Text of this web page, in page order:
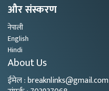
और संस्करण
नेपाली
English
Hindi
About Us
ईमेल : breaknlinks@gmail.com